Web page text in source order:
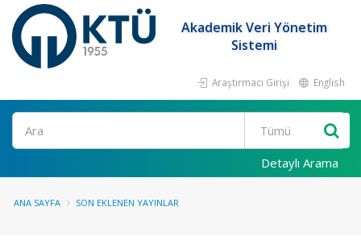
Akademik Veri Yönetim
Sistemi
Araştırmacı Girişi English
Ara
Detaylı Arama
ANA SAYFA SON EKLENEN YAYINLAR